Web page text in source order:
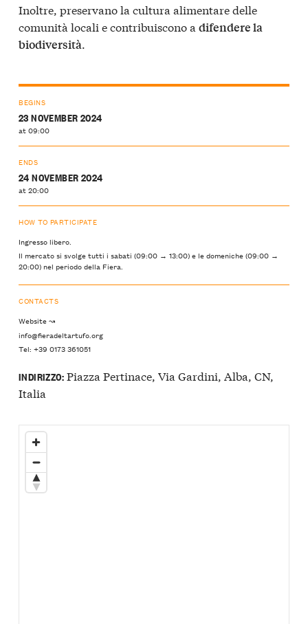
Inoltre, preservano la cultura alimentare delle
comunità locali e contribuiscono a difendere la
biodiversità
BEGINS
23 NOVEMBER 2024
at 09:00
ENDS
24 NOVEMBER 2024
at 20:00
HOW TO PARTICIPATE
Ingresso libero.
Il mercato si svolge tutti i sabati (09:00 → 13:00) e le domeniche (09:00 →
20:00) nel periodo della Fiera.
CONTACTS
Website ↝
info@fieradeltartufo.org
Tel: +39 0173 361051
INDIRIZZO:Piazza Pertinace, Via Gardini, Alba, CN,
Italia